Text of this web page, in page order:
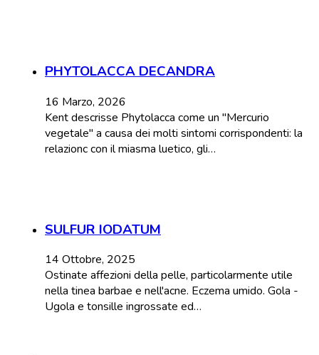
PHYTOLACCA DECANDRA
16 Marzo, 2026
Kent descrisse Phytolacca come un "Mercurio
vegetale" a causa dei molti sintomi corrispondenti: la
relazionc con il miasma luetico, gli…
SULFUR IODATUM
14 Ottobre, 2025
Ostinate affezioni della pelle, particolarmente utile
nella tinea barbae e nell'acne. Eczema umido. Gola -
Ugola e tonsille ingrossate ed…